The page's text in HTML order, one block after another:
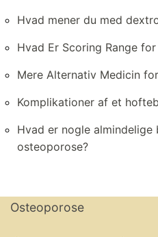
Hvad mener du med
Hvad Er Scoring Range
Mere Alternativ Medicin
Komplikationer af et
Hvad er nogle almindelige
osteoporose?
Osteoporose